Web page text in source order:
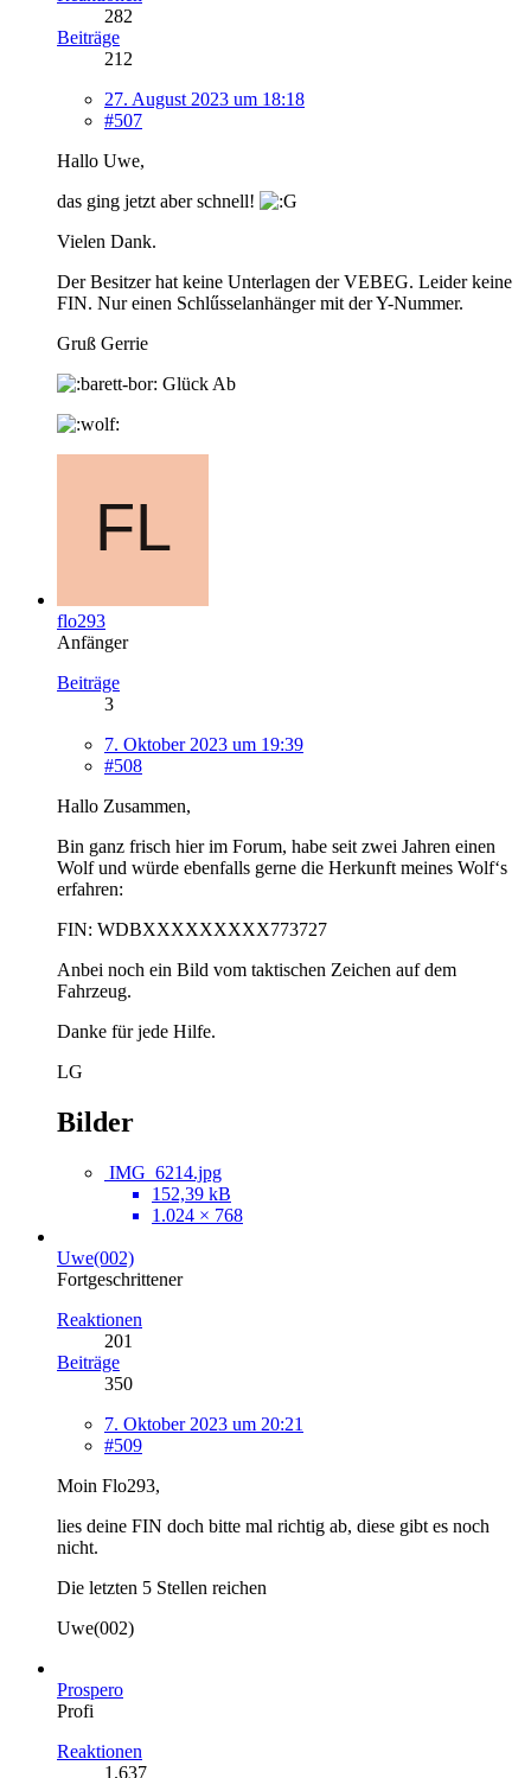
282
Beiträge
212
27. August 2023 um 18:18
#507
Hallo Uwe,
das ging jetzt aber schnell!
Vielen Dank.
Der Besitzer hat keine Unterlagen der VEBEG. Leider keine
FIN. Nur einen Schlűsselanhänger mit der Y-Nummer.
Gruß Gerrie
Glück Ab
flo293
Anfänger
Beiträge
3
7. Oktober 2023 um 19:39
#508
Hallo Zusammen,
Bin ganz frisch hier im Forum, habe seit zwei Jahren einen
Wolf und würde ebenfalls gerne die Herkunft meines Wolf‘s
erfahren:
FIN: WDBXXXXXXXXX773727
Anbei noch ein Bild vom taktischen Zeichen auf dem
Fahrzeug.
Danke für jede Hilfe.
LG
Bilder
IMG_6214.jpg
152,39 kB
1.024 × 768
Uwe(002)
Fortgeschrittener
Reaktionen
201
Beiträge
350
7. Oktober 2023 um 20:21
#509
Moin Flo293,
lies deine FIN doch bitte mal richtig ab, diese gibt es noch
nicht.
Die letzten 5 Stellen reichen
Uwe(002)
Prospero
Profi
Reaktionen
1.637